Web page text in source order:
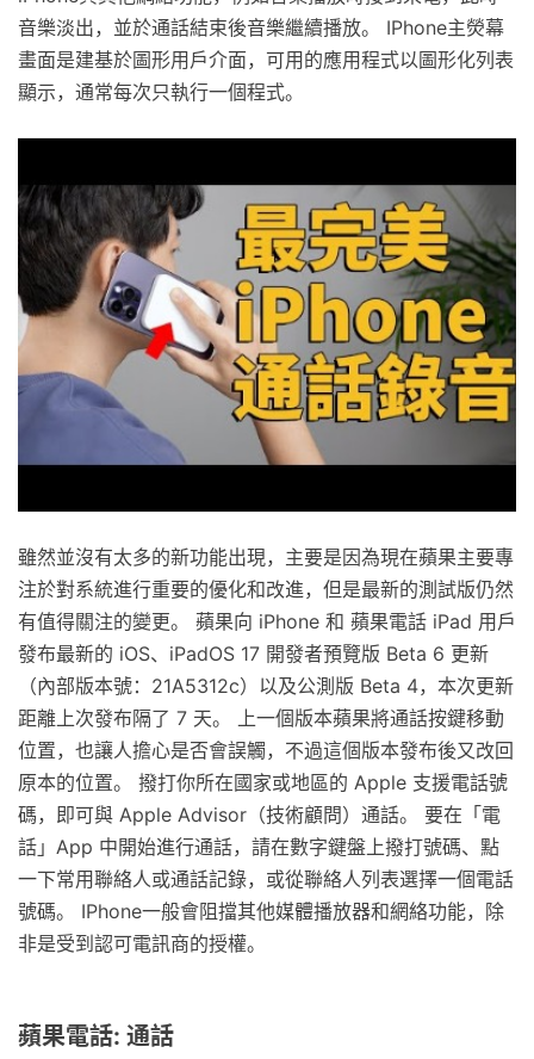
音樂淡出，並於通話結束後音樂繼續播放。 IPhone主熒幕
畫面是建基於圖形用戶介面，可用的應用程式以圖形化列表
顯示，通常每次只執行一個程式。
雖然並沒有太多的新功能出現，主要是因為現在蘋果主要專
注於對系統進行重要的優化和改進，但是最新的測試版仍然
有值得關注的變更。 蘋果向 iPhone 和 蘋果電話 iPad 用戶
發布最新的 iOS、iPadOS 17 開發者預覽版 Beta 6 更新
（內部版本號：21A5312c）以及公測版 Beta 4，本次更新
距離上次發布隔了 7 天。 上一個版本蘋果將通話按鍵移動
位置，也讓人擔心是否會誤觸，不過這個版本發布後又改回
原本的位置。 撥打你所在國家或地區的 Apple 支援電話號
碼，即可與 Apple Advisor（技術顧問）通話。 要在「電
話」App 中開始進行通話，請在數字鍵盤上撥打號碼、點
一下常用聯絡人或通話記錄，或從聯絡人列表選擇一個電話
號碼。 IPhone一般會阻擋其他媒體播放器和網絡功能，除
非是受到認可電訊商的授權。
蘋果電話: 通話